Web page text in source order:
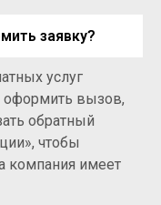
заявку?
услуг
оформить вызов,
обратный
чтобы
компания имеет